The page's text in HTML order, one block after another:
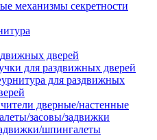
механизмы секретности
дверей
для раздвижных дверей
для раздвижных
дверные/настенные
засовы/задвижки
шпингалеты